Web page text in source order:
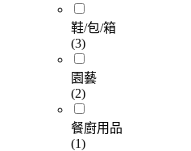
鞋/包/箱
(3)
園藝
(2)
餐廚用品
(1)